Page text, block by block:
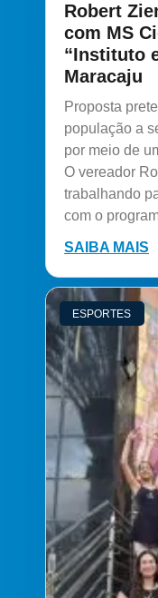
Robert
com MS
“Instituto
Maracaju
Proposta
população a
por meio de
O vereador
trabalhando
com o
SAIBA MAIS
ESPORTES